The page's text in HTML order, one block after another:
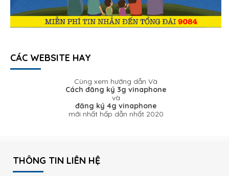
CÁC WEBSITE HAY
Cùng xem hướng dẫn Và
Cách đăng ký 3g vinaphone
và
đăng ký 4g vinaphone
mới nhất hấp dẫn nhất 2020
THÔNG TIN LIÊN HỆ